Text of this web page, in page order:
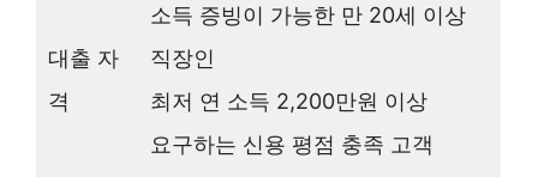
대출 자
격
소득 증빙이 가능한 만 20세 이상
직장인
최저 연 소득 2,200만원 이상
요구하는 신용 평점 충족 고객